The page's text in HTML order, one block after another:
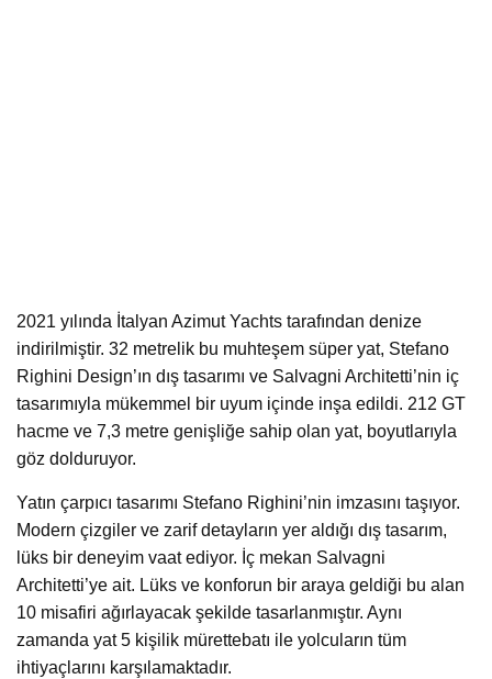
2021 yılında İtalyan Azimut Yachts tarafından denize
indirilmiştir. 32 metrelik bu muhteşem süper yat, Stefano
Righini Design’ın dış tasarımı ve Salvagni Architetti’nin iç
tasarımıyla mükemmel bir uyum içinde inşa edildi. 212 GT
hacme ve 7,3 metre genişliğe sahip olan yat, boyutlarıyla
göz dolduruyor.
Yatın çarpıcı tasarımı Stefano Righini’nin imzasını taşıyor.
Modern çizgiler ve zarif detayların yer aldığı dış tasarım,
lüks bir deneyim vaat ediyor. İç mekan Salvagni
Architetti’ye ait. Lüks ve konforun bir araya geldiği bu alan
10 misafiri ağırlayacak şekilde tasarlanmıştır. Aynı
zamanda yat 5 kişilik mürettebatı ile yolcuların tüm
ihtiyaçlarını karşılamaktadır.